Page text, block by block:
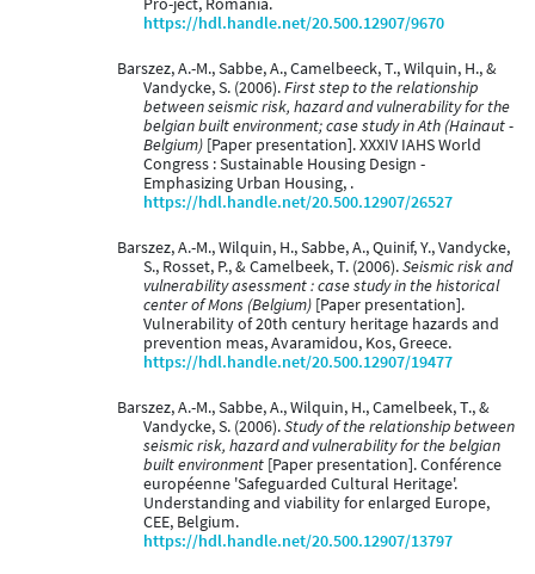
https://hdl.handle.net/20.500.12907/9670
Barszez, A.-M., Sabbe, A., Camelbeeck, T., Wilquin, H., &
Vandycke, S. (2006).First step to the relationship
between seismic risk, hazard and vulnerability for the
belgian built environment; case study in Ath (Hainaut -
Belgium) [Paper presentation]. XXXIV IAHS World
Congress : Sustainable Housing Design -
Emphasizing Urban Housing, .
https://hdl.handle.net/20.500.12907/26527
Barszez, A.-M., Wilquin, H., Sabbe, A., Quinif, Y., Vandycke,
S., Rosset, P., & Camelbeek, T. (2006).Seismic risk and
vulnerability asessment : case study in the historical
center of Mons (Belgium) [Paper presentation].
Vulnerability of 20th century heritage hazards and
prevention meas, Avaramidou, Kos, Greece.
https://hdl.handle.net/20.500.12907/19477
Barszez, A.-M., Sabbe, A., Wilquin, H., Camelbeek, T., &
Vandycke, S. (2006).Study of the relationship between
seismic risk, hazard and vulnerability for the belgian
built environment [Paper presentation]. Conférence
européenne 'Safeguarded Cultural Heritage'.
Understanding and viability for enlarged Europe,
CEE, Belgium.
https://hdl.handle.net/20.500.12907/13797